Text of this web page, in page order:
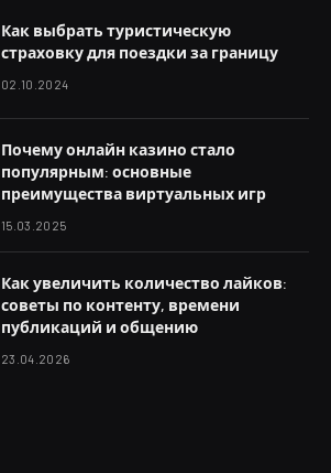
Как выбрать туристическую
страховку для поездки за границу
02.10.2024
Почему онлайн казино стало
популярным: основные
преимущества виртуальных игр
15.03.2025
Как увеличить количество лайков:
советы по контенту, времени
публикаций и общению
23.04.2026